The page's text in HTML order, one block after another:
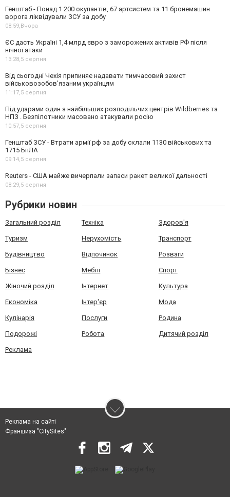
Генштаб - Понад 1 200 окупантів, 67 артсистем та 11 бронемашин
ворога ліквідували ЗСУ за добу
08:59, Вчора
ЄС дасть Україні 1,4 млрд євро з заморожених активів РФ після
нічної атаки
13:28,5 серпня
Від сьогодні Чехія припиняє надавати тимчасовий захист
військовозобов’язаним українцям
11:17,5 серпня
Під ударами один з найбільших розподільчих центрів Wildberries та
НПЗ . Безпілотники масовано атакували росію
10:57,5 серпня
Генштаб ЗСУ - Втрати армії рф за добу склали 1130 військових та
1715 БпЛА
09:14,5 серпня
Reuters - США майже вичерпали запаси ракет великої дальності
08:29,5 серпня
Рубрики новин
Загальний розділ Техніка Здоров'я
Туризм Нерухомість Транспорт
Будівництво Відпочинок Розваги
Бізнес Меблі Спорт
Жіночий розділ Інтернет Культура
Економіка Інтер'єр Мода
Кулінарія Послуги Родина
Подорожі Робота Дитячий розділ
Реклама
Реклама на сайті
Франшиза "CitySites"